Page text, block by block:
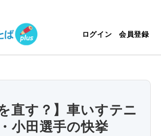
ログイン 会員登録
直す？】車いすテニ
小田選手の快挙